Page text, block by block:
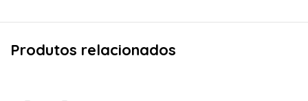
Produtos relacionados